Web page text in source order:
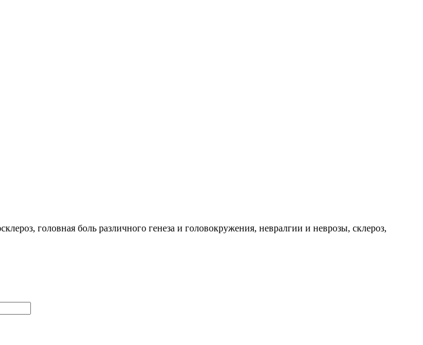
головная боль различного генеза и головокружения, невралгии и неврозы, склероз,